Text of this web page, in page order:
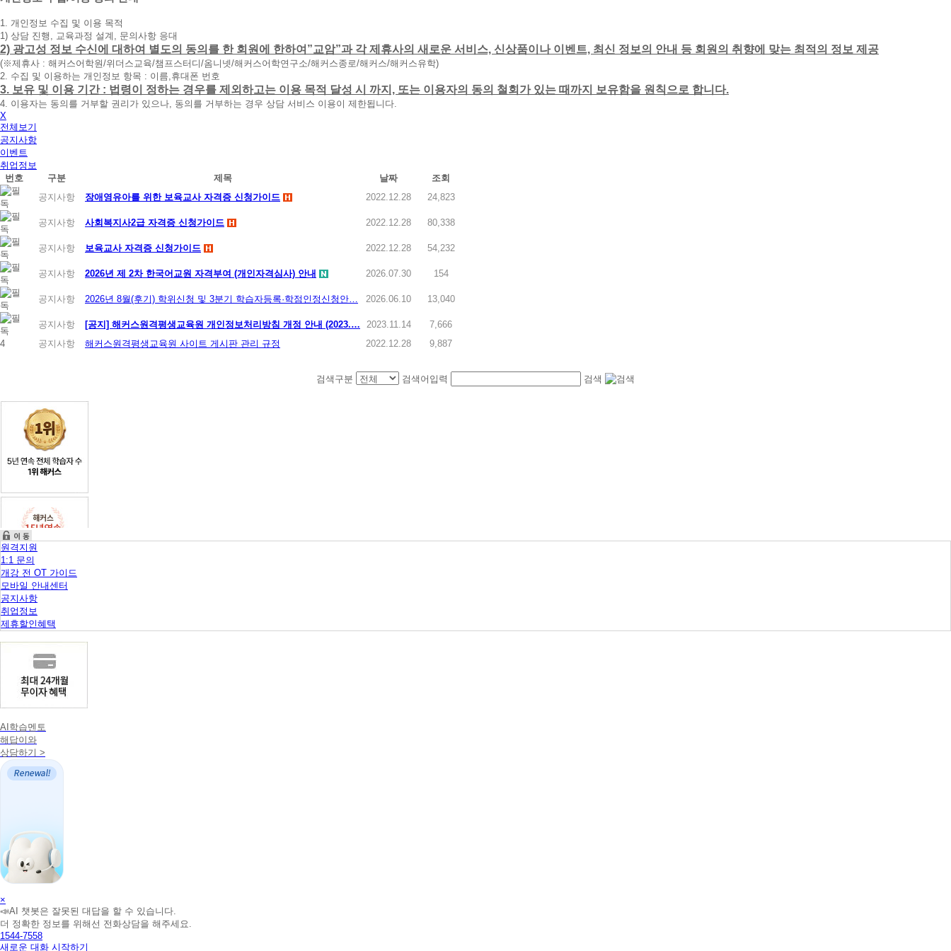
휴
대
폰
번
호
를
입
력
하
시
면
빠
른
시
간
내
에
전
화
드
리
겠
습
니
다.
1. 개인정보 수집 및 이용 목적
1) 상담 진행, 교육과정 설계, 문의사항 응대
2) 광고성 정보 수신에 대하여 별도의 동의를 한 회원에 한하여”교암”과 각 제휴사의 새로운 서비스, 신상품이나 이벤트, 최신 정보의 안내 등 회원의 취향에 맞는 최적의 정보 제공
(※제휴사 : 해커스어학원/위더스교육/챔프스터디/옴니넷/해커스어학연구소/해커스종로/해커스/해커스유학)
2. 수집 및 이용하는 개인정보 항목 : 이름,휴대폰 번호
3. 보유 및 이용 기간 : 법령이 정하는 경우를 제외하고는 이용 목적 달성 시 까지, 또는 이용자의 동의 철회가 있는 때까지 보유함을 원칙으로 합니다.
4. 이용자는 동의를 거부할 권리가 있으나, 동의를 거부하는 경우 상담 서비스 이용이 제한됩니다.
X
전체보기
공지사항
이벤트
취업정보
번호
구분 제목 날짜
조회
공지사항
장애영유아를 위한 보육교사 자격증 신청가이드 2022.12.28 24,823
공지사항 사회복지사2급 자격증 신청가이드 2022.12.28 80,338
공지사항 보육교사 자격증 신청가이드 2022.12.28 54,232
공지사항 2026년 제 2차 한국어교원 자격부여 (개인자격심사) 안내 2026.07.30 154
공지사항 2026년 8월(후기) 학위신청 및 3분기 학습자등록·학점인정신청안… 2026.06.10 13,040
공지사항 [공지] 해커스원격평생교육원 개인정보처리방침 개정 안내 (2023.… 2023.11.14
7,666
4
공지사항 해커스원격평생교육원 사이트 게시판 관리 규정 2022.12.28 9,887
검색구분 검색어입력 검색
원격지원
1:1 문의
개강 전 OT 가이드
모바일 안내센터
공지사항
취업정보
제휴할인혜택
AI학습멘토
해답이와
상담하기 >
AI
학
습
멘
×
📣AI 챗봇은 잘못된 대답을 할 수 있습니다.
더 정확한 정보를 위해선 전화상담을 해주세요.
1544-7558
새로운 대화 시작하기